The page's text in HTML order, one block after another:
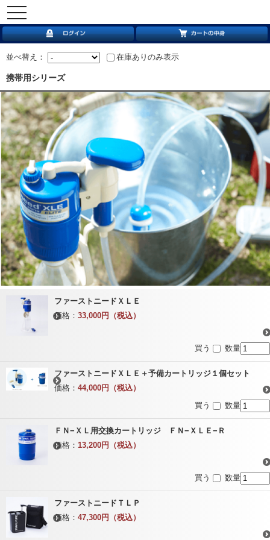
toggle
navigation
並べ替え： 在庫ありのみ表示
携帯用シリーズ
ファーストニードＸＬＥ
価格： 33,000円（税込）
買う 数量
ファーストニードＸＬＥ＋予備カートリッジ１個セット
価格： 44,000円（税込）
買う
数量
ＦＮ−ＸＬ用交換カートリッジ ＦＮ−ＸＬＥ−Ｒ
価格： 13,200円（税込）
買う 数量
ファーストニードＴＬＰ
価格： 47,300円（税込）